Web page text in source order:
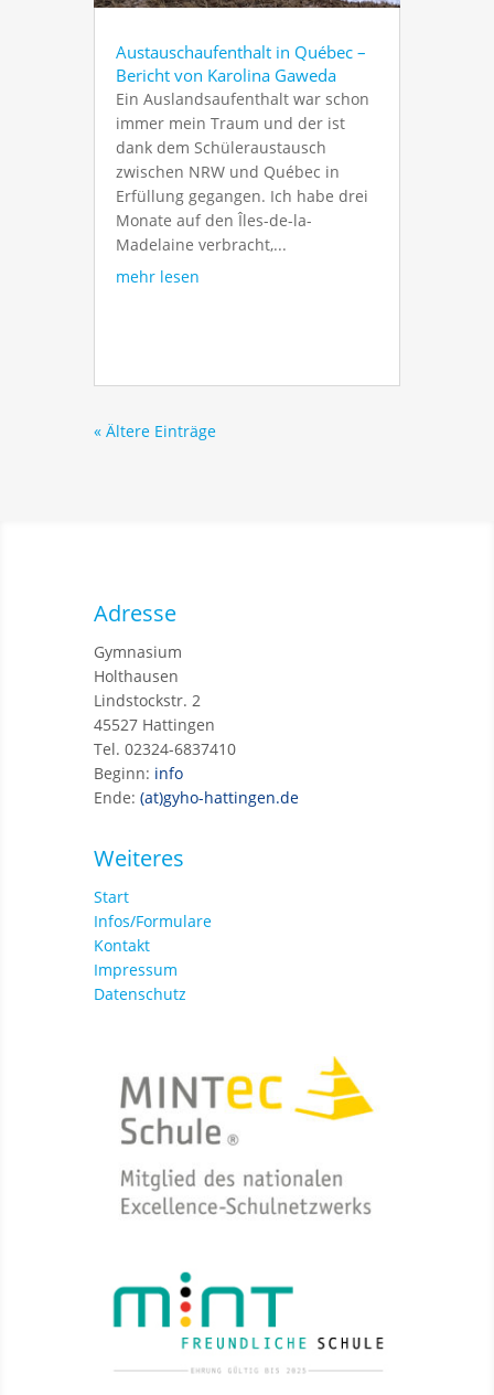
Austauschaufenthalt in Québec –
Bericht von Karolina Gaweda
Ein Auslandsaufenthalt war schon
immer mein Traum und der ist
dank dem Schüleraustausch
zwischen NRW und Québec in
Erfüllung gegangen. Ich habe drei
Monate auf den Îles-de-la-
Madelaine verbracht,...
mehr lesen
« Ältere Einträge
Adresse
Gymnasium
Holthausen
Lindstockstr. 2
45527 Hattingen
Tel. 02324-6837410
Beginn: info
Ende: (at)gyho-hattingen.de
Weiteres
Start
Infos/Formulare
Kontakt
Impressum
Datenschutz